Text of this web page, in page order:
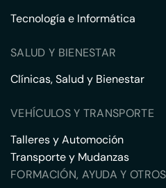
Tecnología e Informática
SALUD Y BIENESTAR
Clínicas, Salud y Bienestar
VEHÍCULOS Y TRANSPORTE
Talleres y Automoción
Transporte y Mudanzas
FORMACIÓN, AYUDA Y